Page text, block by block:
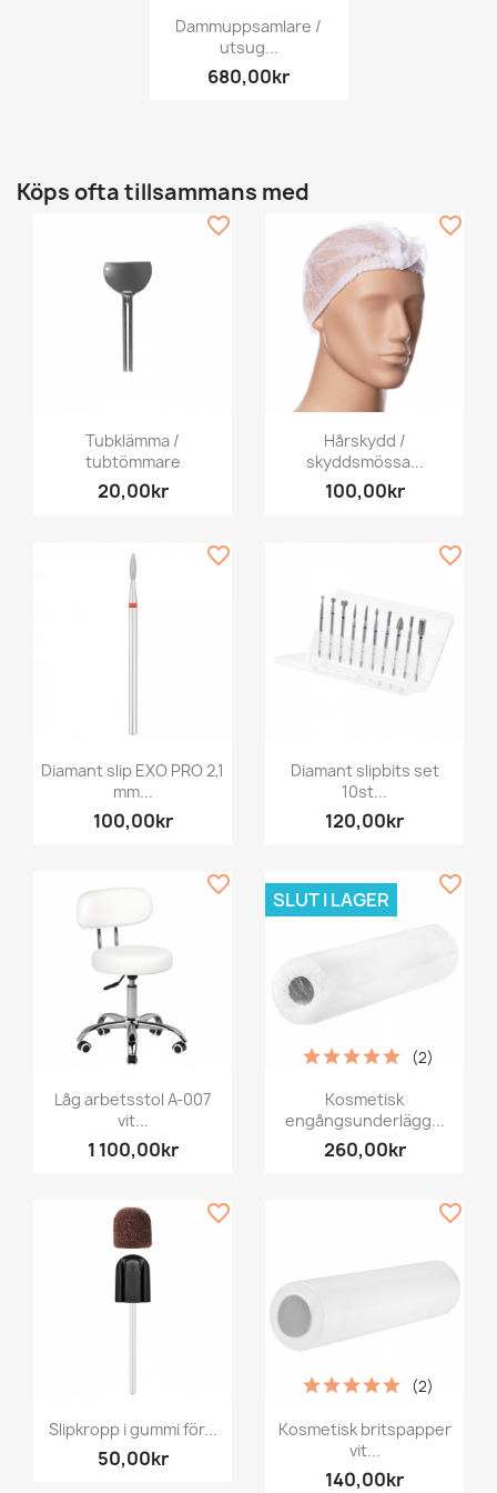
Dammuppsamlare /
utsug...
680,00kr
Köps ofta tillsammans med
Tubklämma /
tubtömmare
20,00kr
favorite_border
Hårskydd /
skyddsmössa...
100,00kr
favorite_border
Diamant slip EXO PRO 2,1
mm...
100,00kr
favorite_border
Diamant slipbits set
10st...
120,00kr
favorite_border
Låg arbetsstol A-007
vit...
1 100,00kr
favorite_border
Kosmetisk
engångsunderlägg...
260,00kr
(2)
SLUT I LAGER
favorite_border
Slipkropp i gummi för...
50,00kr
favorite_border
Kosmetisk britspapper
vit...
140,00kr
(2)
favorite_border